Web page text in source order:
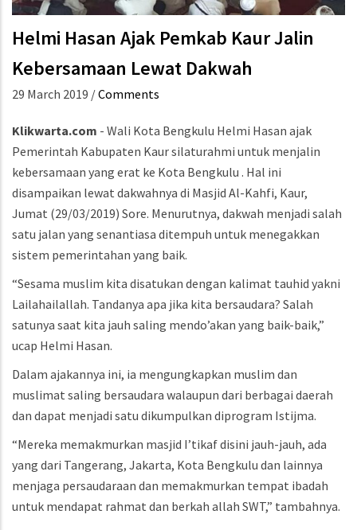
Helmi Hasan Ajak Pemkab Kaur Jalin
Kebersamaan Lewat Dakwah
29 March 2019 /Comments
Klikwarta.com - Wali Kota Bengkulu Helmi Hasan ajak
Pemerintah Kabupaten Kaur silaturahmi untuk menjalin
kebersamaan yang erat ke Kota Bengkulu . Hal ini
disampaikan lewat dakwahnya di Masjid Al-Kahfi, Kaur,
Jumat (29/03/2019) Sore. Menurutnya, dakwah menjadi salah
satu jalan yang senantiasa ditempuh untuk menegakkan
sistem pemerintahan yang baik.
“Sesama muslim kita disatukan dengan kalimat tauhid yakni
Lailahailallah. Tandanya apa jika kita bersaudara? Salah
satunya saat kita jauh saling mendo’akan yang baik-baik,”
ucap Helmi Hasan.
Dalam ajakannya ini, ia mengungkapkan muslim dan
muslimat saling bersaudara walaupun dari berbagai daerah
dan dapat menjadi satu dikumpulkan diprogram Istijma.
“Mereka memakmurkan masjid I’tikaf disini jauh-jauh, ada
yang dari Tangerang, Jakarta, Kota Bengkulu dan lainnya
menjaga persaudaraan dan memakmurkan tempat ibadah
untuk mendapat rahmat dan berkah allah SWT,” tambahnya.